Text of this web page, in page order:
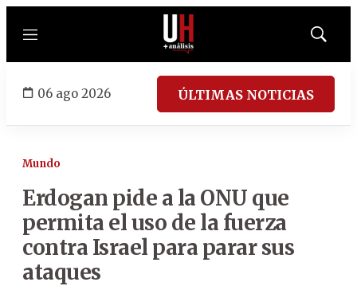
Menú
Mostrar
06 ago 2026 ÚLTIMAS NOTICIAS
Mundo
Erdogan pide a la ONU que
permita el uso de la fuerza
contra Israel para parar sus
ataques